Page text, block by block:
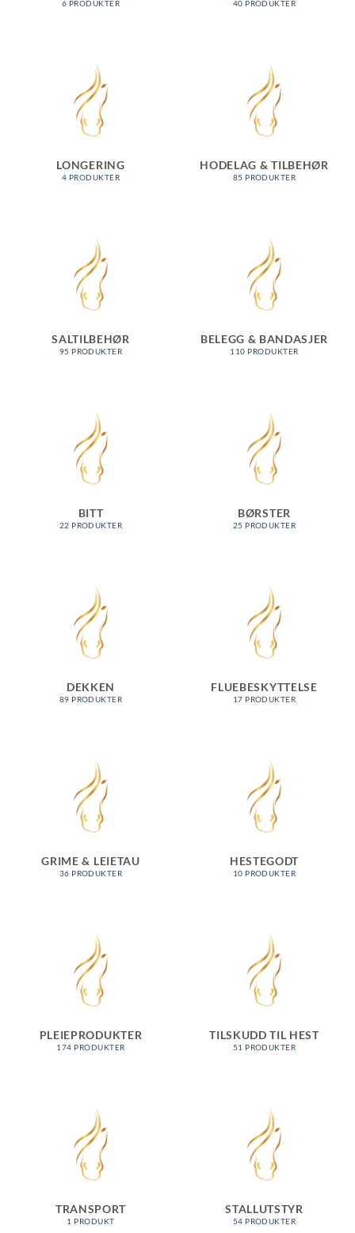
6 PRODUKTER 40 PRODUKTER
LONGERING
4 PRODUKTER
HODELAG & TILBEHØR
85 PRODUKTER
SALTILBEHØR
95 PRODUKTER
BELEGG & BANDASJER
110 PRODUKTER
BITT
22 PRODUKTER
BØRSTER
25 PRODUKTER
DEKKEN
89 PRODUKTER
FLUEBESKYTTELSE
17 PRODUKTER
GRIME & LEIETAU
36 PRODUKTER
HESTEGODT
10 PRODUKTER
PLEIEPRODUKTER
174 PRODUKTER
TILSKUDD TIL HEST
51 PRODUKTER
TRANSPORT
1 PRODUKT
STALLUTSTYR
54 PRODUKTER